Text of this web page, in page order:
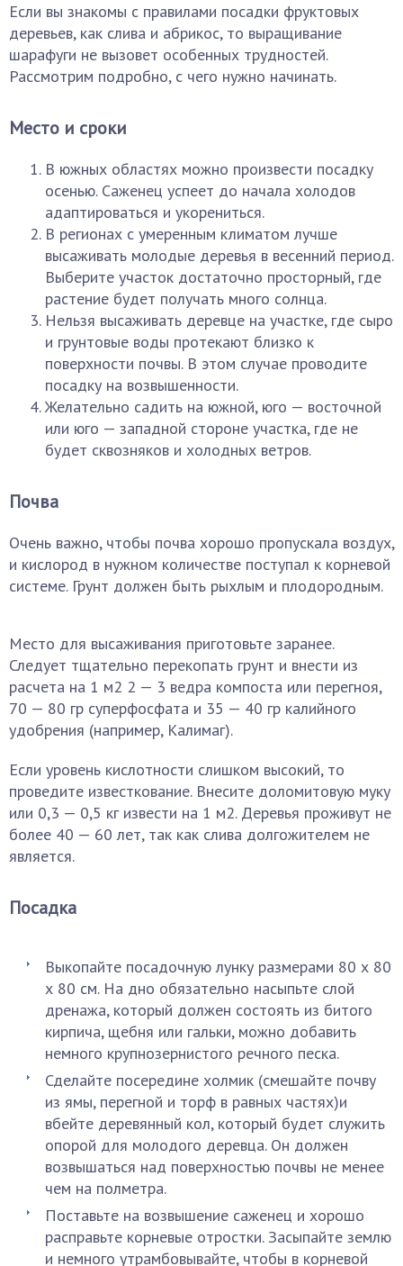
Если вы знакомы с правилами посадки фруктовых
деревьев, как слива и абрикос, то выращивание
шарафуги не вызовет особенных трудностей.
Рассмотрим подробно, с чего нужно начинать.
Место и сроки
В южных областях можно произвести посадку
осенью. Саженец успеет до начала холодов
адаптироваться и укорениться.
В регионах с умеренным климатом лучше
высаживать молодые деревья в весенний период.
Выберите участок достаточно просторный, где
растение будет получать много солнца.
Нельзя высаживать деревце на участке, где сыро
и грунтовые воды протекают близко к
поверхности почвы. В этом случае проводите
посадку на возвышенности.
Желательно садить на южной, юго — восточной
или юго — западной стороне участка, где не
будет сквозняков и холодных ветров.
Почва
Очень важно, чтобы почва хорошо пропускала воздух,
и кислород в нужном количестве поступал к корневой
системе. Грунт должен быть рыхлым и плодородным.
Место для высаживания приготовьте заранее.
Следует тщательно перекопать грунт и внести из
расчета на 1 м2 2 — 3 ведра компоста или перегноя,
70 — 80 гр суперфосфата и 35 — 40 гр калийного
удобрения (например, Калимаг).
Если уровень кислотности слишком высокий, то
проведите известкование. Внесите доломитовую муку
или 0,3 — 0,5 кг извести на 1 м2. Деревья проживут не
более 40 — 60 лет, так как слива долгожителем не
является.
Посадка
Выкопайте посадочную лунку размерами 80 х 80
х 80 см. На дно обязательно насыпьте слой
дренажа, который должен состоять из битого
кирпича, щебня или гальки, можно добавить
немного крупнозернистого речного песка.
Сделайте посередине холмик (смешайте почву
из ямы, перегной и торф в равных частях)и
вбейте деревянный кол, который будет служить
опорой для молодого деревца. Он должен
возвышаться над поверхностью почвы не менее
чем на полметра.
Поставьте на возвышение саженец и хорошо
расправьте корневые отростки. Засыпайте землю
и немного утрамбовывайте, чтобы в корневой